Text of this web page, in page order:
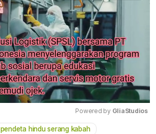
Powered by GliaStudios
pendeta hindu serang kabah